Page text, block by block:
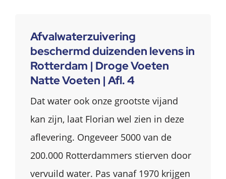
Afvalwaterzuivering
beschermd duizenden levens in
Rotterdam | Droge Voeten
Natte Voeten | Afl. 4
Dat water ook onze grootste vijand
kan zijn, laat Florian wel zien in deze
aflevering. Ongeveer 5000 van de
200.000 Rotterdammers stierven door
vervuild water. Pas vanaf 1970 krijgen